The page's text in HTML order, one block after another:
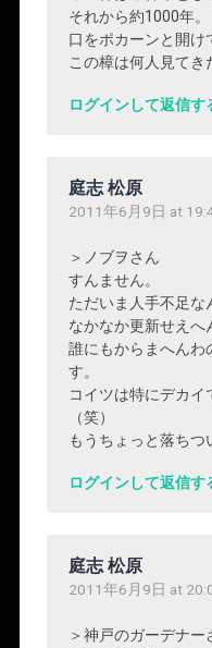
それから約1000年。
口をポカーンと開け
この樟は何人見てき
ログインして返信す
庭志 松原
2011年6月9日 at
＞ノブヲさん
すんません。
ただいま人手不足な
なかなか更新せえへ
誰にもからまへんわ
す。
コイツは特にデカ
（笑）
もうちょっと落ち
ログインして返信す
庭志 松原
2011年6月9日 at
＞神戸のガーデナー